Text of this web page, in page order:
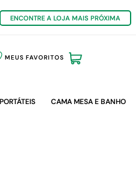
ENCONTRE A LOJA MAIS PRÓXIMA
MEUS FAVORITOS
CAMA MESA E BANHO